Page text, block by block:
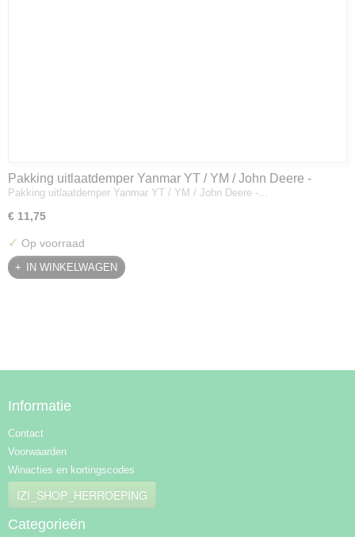
Pakking uitlaatdemper Yanmar YT / YM / John Deere -
128300-13230
Pakking uitlaatdemper Yanmar YT / YM / John Deere -…
€ 11,75
✓ Op voorraad
IN WINKELWAGEN
Informatie
Contact
Voorwaarden
Winacties en kortingscodes
IZI_SHOP_HERROEPING
Categorieën